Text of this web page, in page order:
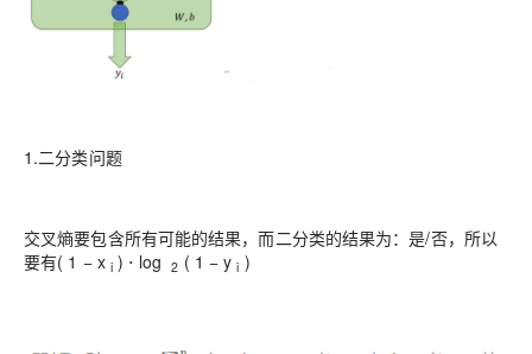
1.二分类问题
交叉熵要包含所有可能的结果，而二分类的结果为：是/否，所以
要有( 1 − xi ) ⋅ log ⁡2 ( 1 − yi )